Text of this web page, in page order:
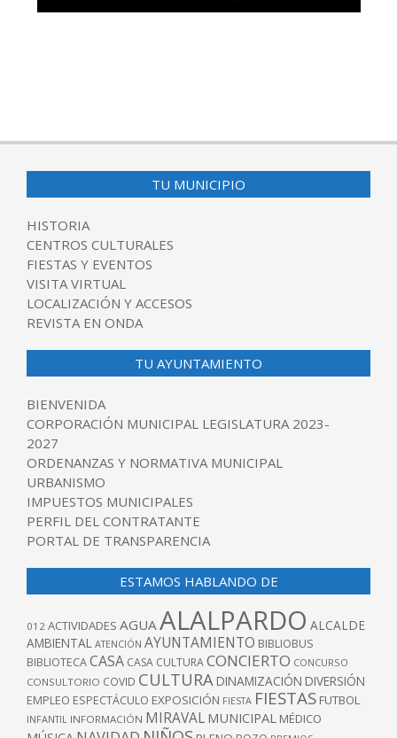
TU MUNICIPIO
HISTORIA
CENTROS CULTURALES
FIESTAS Y EVENTOS
VISITA VIRTUAL
LOCALIZACIÓN Y ACCESOS
REVISTA EN ONDA
TU AYUNTAMIENTO
BIENVENIDA
CORPORACIÓN MUNICIPAL LEGISLATURA 2023-
2027
ORDENANZAS Y NORMATIVA MUNICIPAL
URBANISMO
IMPUESTOS MUNICIPALES
PERFIL DEL CONTRATANTE
PORTAL DE TRANSPARENCIA
ESTAMOS HABLANDO DE
012 ACTIVIDADES AGUAALALPARDO ALCALDE
AMBIENTAL ATENCIÓN AYUNTAMIENTO BIBLIOBUS
BIBLIOTECACASA CASA CULTURACONCIERTO CONCURSO
CONSULTORIO COVID CULTURA DINAMIZACIÓN DIVERSIÓN
EMPLEO ESPECTÁCULO EXPOSICIÓN FIESTA FIESTAS FUTBOL
INFANTIL INFORMACIÓN MIRAVAL MUNICIPAL MÉDICO